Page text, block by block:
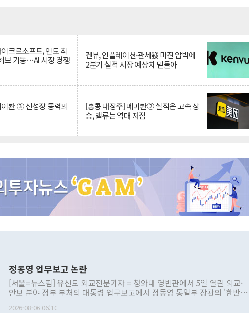
크로소프트, 인도 최
브 가동…AI 시장 경쟁 켄뷰, 인플레이션·관세發 마진 압박에
2분기 실적 시장 예상치 밑돌아
퇀 ③ 신성장 동력의 [홍콩 대장주] 메이퇀② 실적은 고속 상
승, 밸류는 역대 저점
정동영 업무보고 논란
[서울=뉴스핌] 유신모 외교전문기자 = 청와대 영빈관에서 5일 열린 외교·
안보 분야 정부 부처의 대통령 업무보고에서 정동영 통일부 장관의 '한반도
2026-08-06 06:10